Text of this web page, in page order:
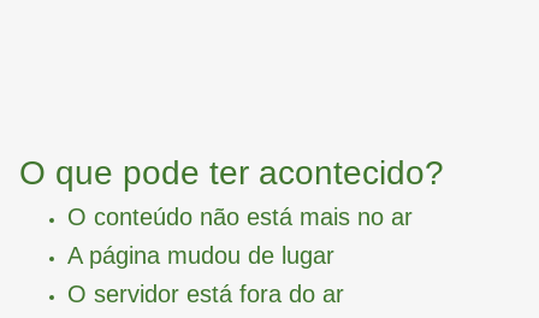
O que pode ter acontecido?
O conteúdo não está mais no ar
A página mudou de lugar
O servidor está fora do ar